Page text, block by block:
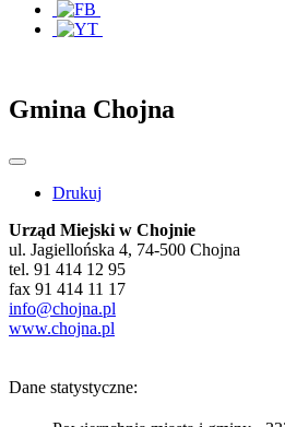
Gmina Chojna
Drukuj
Urząd Miejski w Chojnie
ul. Jagiellońska 4, 74-500 Chojna
tel. 91 414 12 95
fax 91 414 11 17
info@chojna.pl
www.chojna.pl
Dane statystyczne: